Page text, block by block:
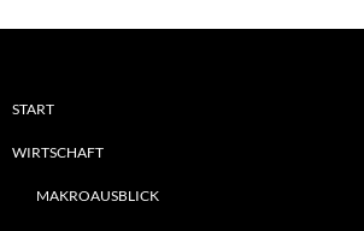
START
WIRTSCHAFT
MAKROAUSBLICK